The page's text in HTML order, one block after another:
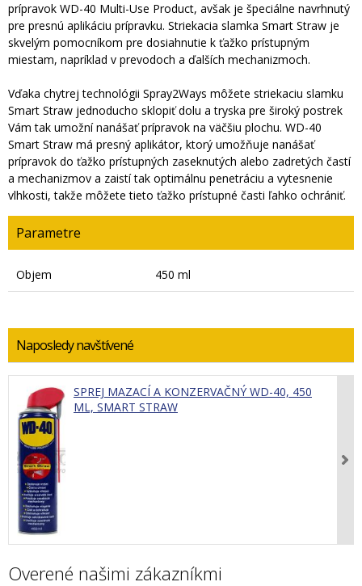
prípravok WD-40 Multi-Use Product, avšak je špeciálne navrhnutý
pre presnú aplikáciu prípravku. Striekacia slamka Smart Straw je
skvelým pomocníkom pre dosiahnutie k ťažko prístupným
miestam, napríklad v prevodoch a ďalších mechanizmoch.
Vďaka chytrej technológii Spray2Ways môžete striekaciu slamku
Smart Straw jednoducho sklopiť dolu a tryska pre široký postrek
Vám tak umožní nanášať prípravok na väčšiu plochu. WD-40
Smart Straw má presný aplikátor, ktorý umožňuje nanášať
prípravok do ťažko prístupných zaseknutých alebo zadretých častí
a mechanizmov a zaistí tak optimálnu penetráciu a vytesnenie
vlhkosti, takže môžete tieto ťažko prístupné časti ľahko ochrániť.
Parametre
Objem 450 ml
Naposledy navštívené
SPREJ MAZACÍ A KONZERVAČNÝ WD-40, 450
ML, SMART STRAW
Overené našimi zákazníkmi